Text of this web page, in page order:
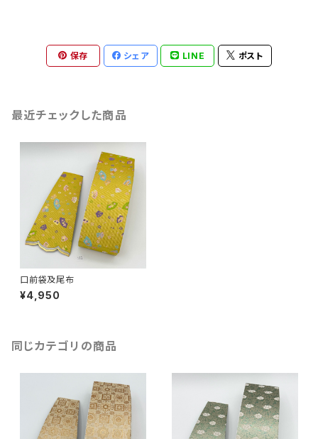
保存 シェア LINE ポスト
最近チェックした商品
口前袋及尾布
¥4,950
同じカテゴリの商品